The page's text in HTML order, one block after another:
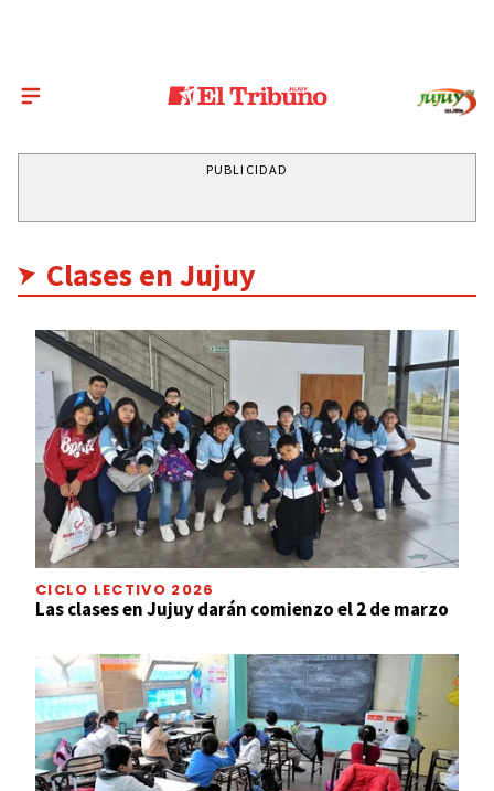
PUBLICIDAD
Clases en Jujuy
CICLO LECTIVO 2026
Las clases en Jujuy darán comienzo el 2 de marzo